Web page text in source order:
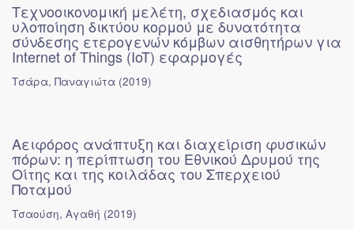
Τεχνοοικονομική μελέτη, σχεδιασμός και
υλοποίηση δικτύου κορμού με δυνατότητα
σύνδεσης ετερογενών κόμβων αισθητήρων για
Internet of Things (IoT) εφαρμογές
Τσάρα, Παναγιώτα (2019)
Αειφόρος ανάπτυξη και διαχείριση φυσικών
πόρων: η περίπτωση του Εθνικού Δρυμού της
Οίτης και της κοιλάδας του Σπερχειού
Ποταμού
Τσαούση, Αγαθή (2019)